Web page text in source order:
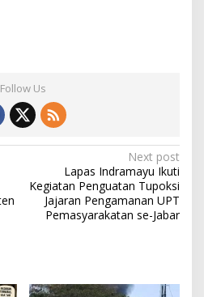
ar
Follow Us
Next post
Lapas Indramayu Ikuti
Kegiatan Penguatan Tupoksi
Jajaran Pengamanan UPT
Pemasyarakatan se-Jabar